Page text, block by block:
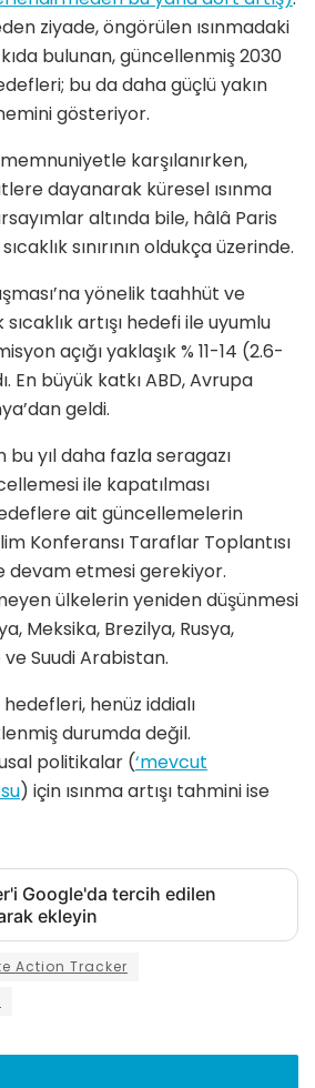
ziyade, öngörülen ısınmadaki
bulunan, güncellenmiş 2030
bu da daha güçlü yakın
gösteriyor.
karşılanırken,
dayanarak küresel ısınma
altında bile, hâlâ Paris
sıcaklık sınırının oldukça üzerinde.
yönelik taahhüt ve
sıcaklık artışı hedefi ile uyumlu
açığı yaklaşık % 11-14 (2.6-
En büyük katkı ABD, Avrupa
geldi.
bu yıl daha fazla seragazı
ile kapatılması
ait güncellemelerin
Konferansı Taraflar Toplantısı
devam etmesi gerekiyor.
ülkelerin yeniden düşünmesi
Meksika, Brezilya, Rusya,
Suudi Arabistan.
henüz iddialı
durumda değil.
politikalar (‘mevcut
) için ısınma artışı tahmini ise
Google'da tercih edilen
ekleyin
Action Tracker